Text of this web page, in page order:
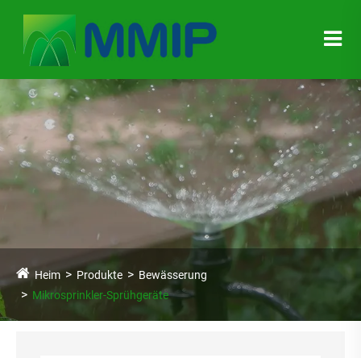
Heim Produkte
Bewässerung
Mikrosprinkler-Sprühgeräte